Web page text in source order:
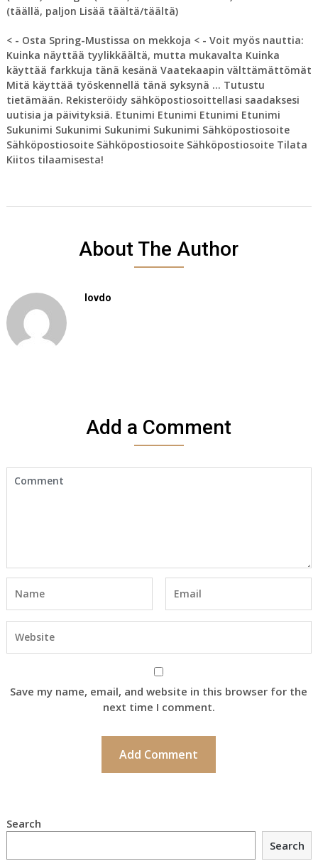
(täällä, paljon Lisää täältä/täältä)
< - Osta Spring-Mustissa on mekkoja < - Voit myös nauttia:
Kuinka näyttää tyylikkäältä, mutta mukavalta Kuinka
käyttää farkkuja tänä kesänä Vaatekaapin välttämättömät
Mitä käyttää työskennellä tänä syksynä ... Tutustu
tietämään. Rekisteröidy sähköpostiosoittellasi saadaksesi
uutisia ja päivityksiä. Etunimi Etunimi Etunimi Etunimi
Sukunimi Sukunimi Sukunimi Sukunimi Sähköpostiosoite
Sähköpostiosoite Sähköpostiosoite Sähköpostiosoite Tilata
Kiitos tilaamisesta!
About The Author
Iovdo
Add a Comment
Save my name, email, and website in this browser for the
next time I comment.
Search
Search